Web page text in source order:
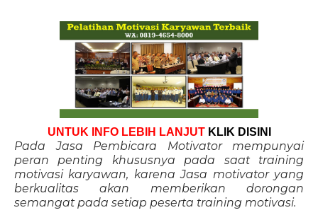
UNTUK INFO LEBIH LANJUT KLIK DISINI
Pada Jasa Pembicara Motivator mempunyai
peran penting khususnya pada saat training
motivasi karyawan, karena Jasa motivator yang
berkualitas akan memberikan dorongan
semangat pada setiap peserta training motivasi.